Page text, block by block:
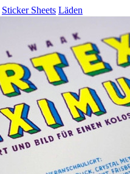
Sticker Sheets Läden